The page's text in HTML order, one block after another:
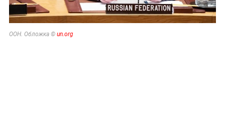
ООН. Обложка © un.org